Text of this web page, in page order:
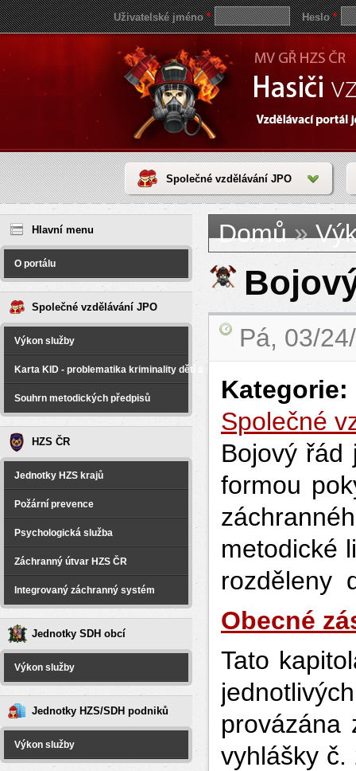
Uživatelské jméno* Heslo*
Společné vzdělávání JPO
Hlavní menu
O portálu
Společné vzdělávání JPO
Výkon služby
Karta KID - problematika kriminality dětí a spáchané na dětech
Souhrn metodických předpisů
HZS ČR
Jednotky HZS krajů
Požární prevence
Psychologická služba
Záchranný útvar HZS ČR
Integrovaný záchranný systém
Jednotky SDH obcí
Výkon služby
Jednotky HZS/SDH podniků
Výkon služby
Jste zde
Domů»
Pá, 03/
Kategorie:
Společné
Bojový řád
formou
metodické
rozděleny
Obecné
Tato
provázána
vyhlášky č.
save
reddit
video
coloring
pages
love
horoscope
today